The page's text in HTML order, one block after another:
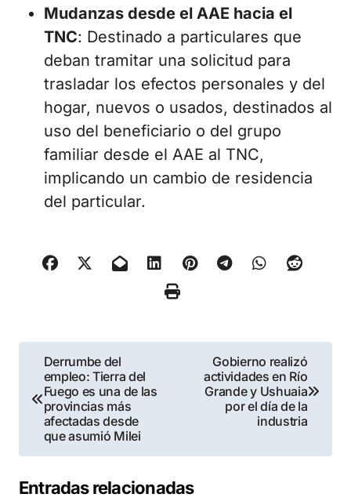
Mudanzas desde el AAE hacia el
TNC: Destinado a particulares que
deban tramitar una solicitud para
trasladar los efectos personales y del
hogar, nuevos o usados, destinados al
uso del beneficiario o del grupo
familiar desde el AAE al TNC,
implicando un cambio de residencia
del particular.
Navegación
de
entradas
Derrumbe del
empleo: Tierra del
Fuego es una de las
provincias más
afectadas desde
que asumió Milei
Gobierno realizó
actividades en Río
Grande y Ushuaia
por el día de la
industria
Entradas relacionadas